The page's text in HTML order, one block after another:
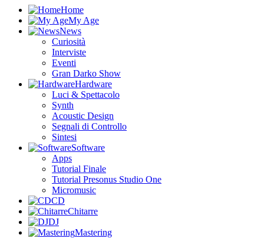
Home
My Age
News
Curiosità
Interviste
Eventi
Gran Darko Show
Hardware
Luci & Spettacolo
Synth
Acoustic Design
Segnali di Controllo
Sintesi
Software
Apps
Tutorial Finale
Tutorial Presonus Studio One
Micromusic
CD
Chitarre
DJ
Mastering